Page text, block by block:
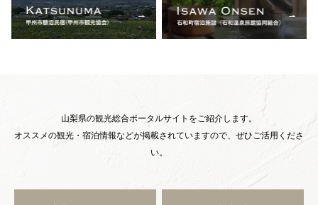
山梨県の観光総合ポータルサイトをご紹介します。
オススメの観光・宿泊情報などが掲載されていますので、ぜひご活用くださ
い。